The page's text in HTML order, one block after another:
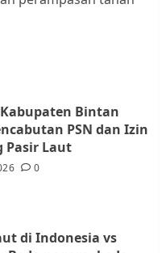
Ajukan
Wali Kota
Bintan
PSN dan Izin
Pasir Laut
0
di Indonesia vs